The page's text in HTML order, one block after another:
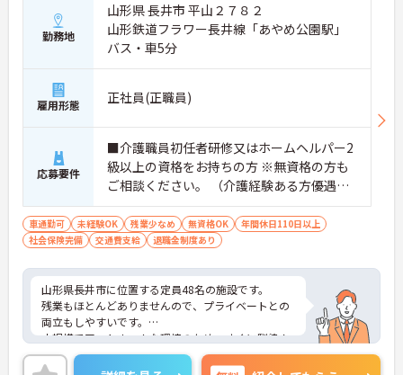
勤務地
山形県 長井市 平山２７８２
山形鉄道フラワー長井線「あやめ公園駅」
バス・車5分
雇用形態 正社員(正職員)
応募要件
■介護職員初任者研修又はホームヘルパー2
級以上の資格をお持ちの方 ※無資格の方も
ご相談ください。 （介護経験ある方優遇）
■普通自動車運転免許必須（AT可）
車通勤可 未経験OK 残業少なめ 無資格OK
年間休日110日以上
社会保険完備
交通費支給 退職金制度あり
山形県長井市に位置する定員48名の施設です。
残業もほとんどありませんので、プライベートとの
両立もしやすいです。
小規模でアットホームな環境のため、すぐに馴染ん
でいただけます。
ご興味ある方には、面接対策ポイントなど、さらに